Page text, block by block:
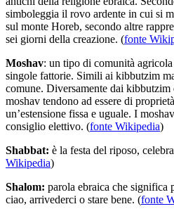
simboleggia il rovo ardente in cui si
sul monte Horeb, secondo altre
sei giorni della creazione. (fonte
Moshav: un tipo di comunità
singole fattorie. Simili ai kibbutzim
comune. Diversamente dai
moshav tendono ad essere di
un’estensione fissa e uguale. I
consiglio elettivo. (fonte Wikipedia)
Shabbat: è la festa del riposo,
Wikipedia)
Shalom: parola ebraica che significa
ciao, arrivederci o stare bene. (fonte